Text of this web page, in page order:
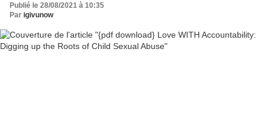
Publié le 28/08/2021 à 10:35
Par igivunow